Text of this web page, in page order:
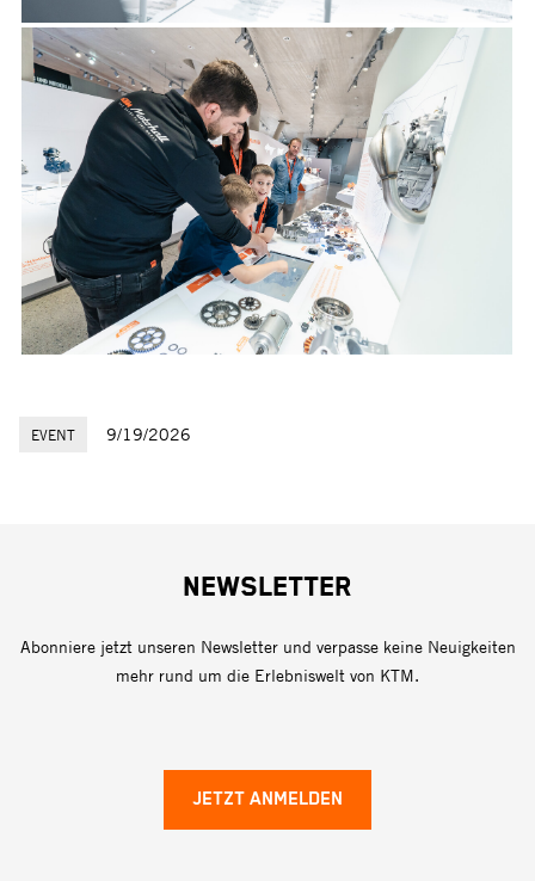
EVENT 9/19/2026
NEWSLETTER
Abonniere jetzt unseren Newsletter und verpasse keine Neuigkeiten
mehr rund um die Erlebniswelt von KTM.
JETZT ANMELDEN